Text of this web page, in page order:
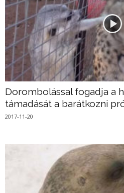
Dorombolással fogadja a
támadását a barátkozni
2017-11-20